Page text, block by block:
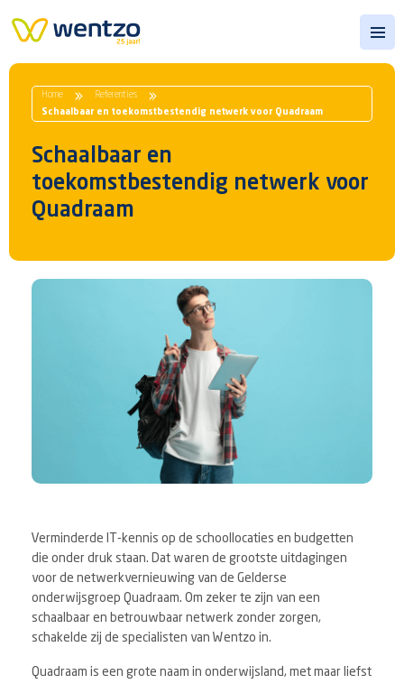
Home
Referenties
Schaalbaar en toekomstbestendig netwerk voor Quadraam
Schaalbaar en
toekomstbestendig netwerk voor
Quadraam
Verminderde IT-kennis op de schoollocaties en budgetten
die onder druk staan. Dat waren de grootste uitdagingen
voor de netwerkvernieuwing van de Gelderse
onderwijsgroep Quadraam. Om zeker te zijn van een
schaalbaar en betrouwbaar netwerk zonder zorgen,
schakelde zij de specialisten van Wentzo in.
Quadraam is een grote naam in onderwijsland, met maar liefst